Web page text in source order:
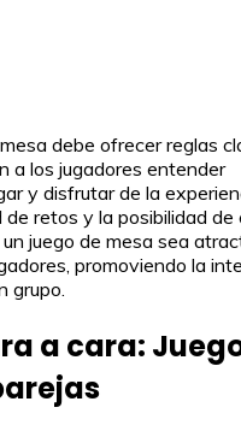
debe ofrecer reglas
a los jugadores entender
y disfrutar de la
de retos y la posibilidad
juego de mesa sea
promoviendo la
grupo.
a cara: